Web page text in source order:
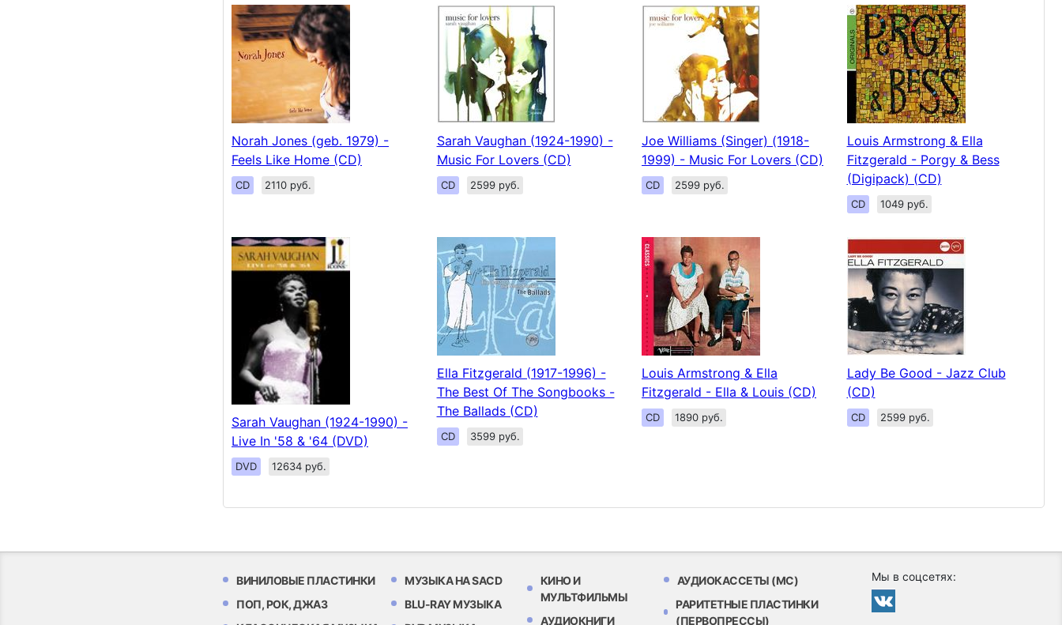
Norah Jones (geb. 1979) -
Feels Like Home (CD)
CD 2110 руб.
Sarah Vaughan (1924-1990) -
Music For Lovers (CD)
CD 2599 руб.
Joe Williams (Singer) (1918-
1999) - Music For Lovers (CD)
CD 2599 руб.
Louis Armstrong & Ella
Fitzgerald - Porgy & Bess
(Digipack) (CD)
CD 1049 руб.
Sarah Vaughan (1924-1990) -
Live In '58 & '64 (DVD)
DVD 12634 руб.
Ella Fitzgerald (1917-1996) -
The Best Of The Songbooks -
The Ballads (CD)
CD 3599 руб.
Louis Armstrong & Ella
Fitzgerald - Ella & Louis (CD)
CD 1890 руб.
Lady Be Good - Jazz Club
(CD)
CD 2599 руб.
ВИНИЛОВЫЕ ПЛАСТИНКИ
ПОП, РОК, ДЖАЗ
МУЗЫКА НА SACD
BLU-RAY МУЗЫКА
КИНО И
МУЛЬТФИЛЬМЫ
АУДИОКНИГИ
АУДИОКАССЕТЫ (MC)
РАРИТЕТНЫЕ ПЛАСТИНКИ
(ПЕРВОПРЕССЫ)
Мы в соцсетях: